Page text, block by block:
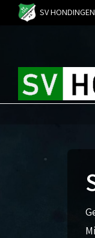
SV
Unsere Werte
Kinder